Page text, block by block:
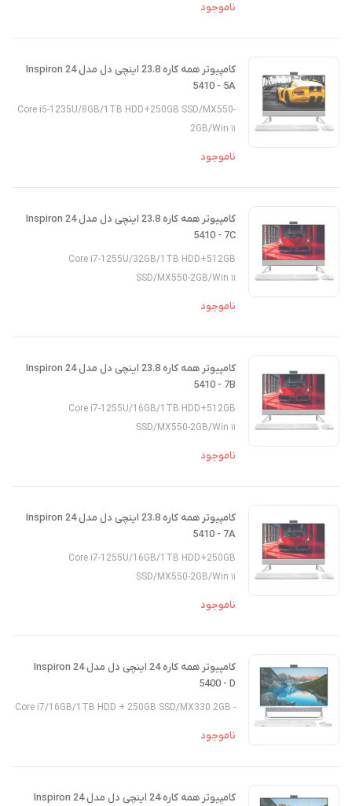
ناموجود
کامپیوتر همه کاره 23.8 اینچی دل مدل Inspiron 24
5410 - 5A
Core i5-1235U/8GB/1TB HDD+250GB SSD/MX550-
2GB/Win ۱۱
ناموجود
کامپیوتر همه کاره 23.8 اینچی دل مدل Inspiron 24
5410 - 7C
Core i7-1255U/32GB/1TB HDD+512GB
SSD/MX550-2GB/Win ۱۱
ناموجود
کامپیوتر همه کاره 23.8 اینچی دل مدل Inspiron 24
5410 - 7B
Core i7-1255U/16GB/1TB HDD+512GB
SSD/MX550-2GB/Win ۱۱
ناموجود
کامپیوتر همه کاره 23.8 اینچی دل مدل Inspiron 24
5410 - 7A
Core i7-1255U/16GB/1TB HDD+250GB
SSD/MX550-2GB/Win ۱۱
ناموجود
کامپیوتر همه کاره 24 اینچی دل مدل Inspiron 24
5400 - D
- Core i7/16GB/1TB HDD + 250GB SSD/MX330 2GB
ناموجود
کامپیوتر همه کاره 24 اینچی دل مدل Inspiron 24